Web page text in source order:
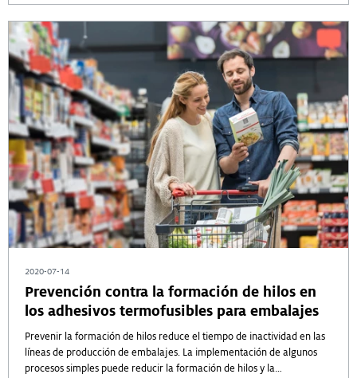
2020-07-14
Prevención contra la formación de hilos en
los adhesivos termofusibles para embalajes
Prevenir la formación de hilos reduce el tiempo de inactividad en las
líneas de producción de embalajes. La implementación de algunos
procesos simples puede reducir la formación de hilos y la